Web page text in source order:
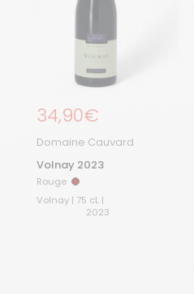
Prix régulier
34,90€
Domaine Cauvard
Volnay 2023
Rouge Rouge
Volnay | 75 cL |
2023